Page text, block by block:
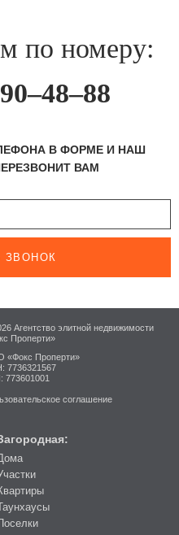
по номеру:
В ФОРМЕ И НАШ
ВАМ
ЗВОНОК
Агентство элитной недвижимости
Проперти»
«Фокс Проперти»
7736321567
773601001
соглашение